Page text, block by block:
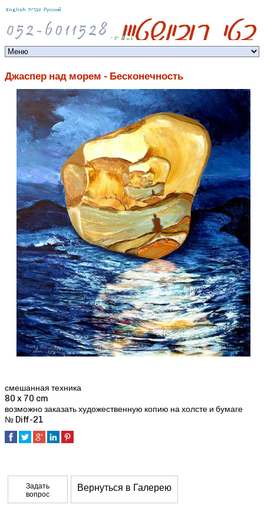
English עברית Русский
Джаспер над морем - Бесконечность
смешанная техника
80 x 70 cm
возможно заказать художественную копию на холсте и бумаге
№ Diff-21
Задать
вопрос
Вернуться в Галерею